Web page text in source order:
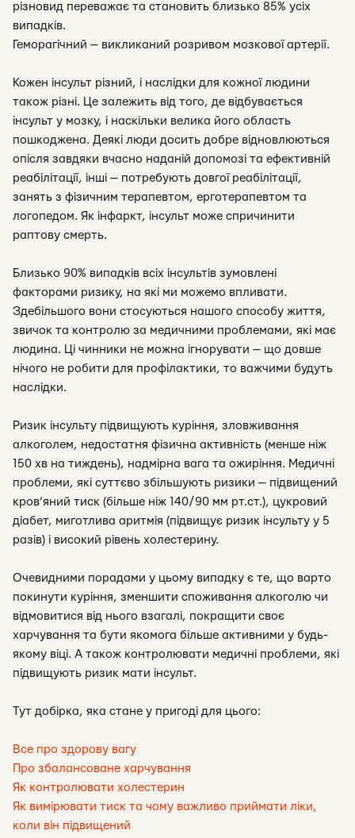
різновид переважає та становить близько 85% усіх
випадків.
Геморагічний — викликаний розривом мозкової артерії.
Кожен інсульт різний, і наслідки для кожної людини
також різні. Це залежить від того, де відбувається
інсульт у мозку, і наскільки велика його область
пошкоджена. Деякі люди досить добре відновлюються
опісля завдяки вчасно наданій допомозі та ефективній
реабілітації, інші — потребують довгої реабілітації,
занять з фізичним терапевтом, ерготерапевтом та
логопедом. Як інфаркт, інсульт може спричинити
раптову смерть.
Близько 90% випадків всіх інсультів зумовлені
факторами ризику, на які ми можемо впливати.
Здебільшого вони стосуються нашого способу життя,
звичок та контролю за медичними проблемами, які має
людина. Ці чинники не можна ігнорувати — що довше
нічого не робити для профілактики, то важчими будуть
наслідки.
Ризик інсульту підвищують куріння, зловживання
алкоголем, недостатня фізична активність (менше ніж
150 хв на тиждень), надмірна вага та ожиріння. Медичні
проблеми, які суттєво збільшують ризики — підвищений
кров’яний тиск (більше ніж 140/90 мм рт.ст.), цукровий
діабет, миготлива аритмія (підвищує ризик інсульту у 5
разів) і високий рівень холестерину.
Очевидними порадами у цьому випадку є те, що варто
покинути куріння, зменшити споживання алкоголю чи
відмовитися від нього взагалі, покращити своє
харчування та бути якомога більше активними у будь-
якому віці. А також контролювати медичні проблеми, які
підвищують ризик мати інсульт.
Тут добірка, яка стане у пригоді для цього:
Все про здорову вагу
Про збалансоване харчування
Як контролювати холестерин
Як вимірювати тиск та чому важливо приймати ліки,
коли він підвищений